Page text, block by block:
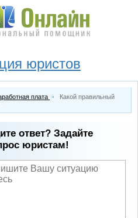
юристов
плата
Какой правильный
ответ? Задайте
юристам!